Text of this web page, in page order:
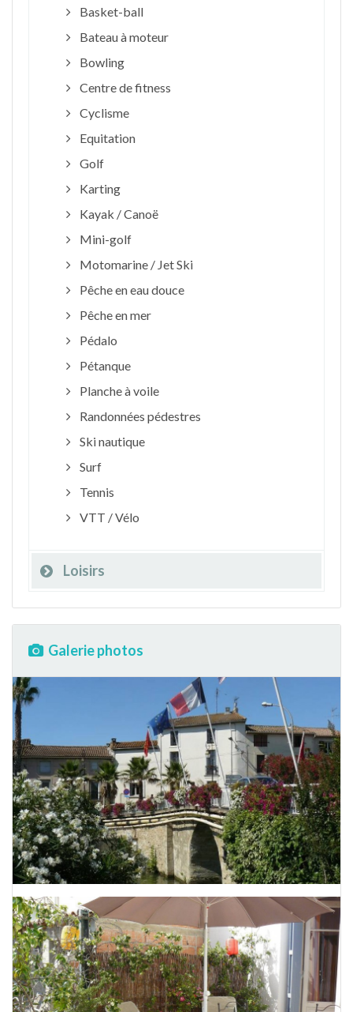
Basket-ball
Bateau à moteur
Bowling
Centre de fitness
Cyclisme
Equitation
Golf
Karting
Kayak / Canoë
Mini-golf
Motomarine / Jet Ski
Pêche en eau douce
Pêche en mer
Pédalo
Pétanque
Planche à voile
Randonnées pédestres
Ski nautique
Surf
Tennis
VTT / Vélo
Loisirs
Galerie photos